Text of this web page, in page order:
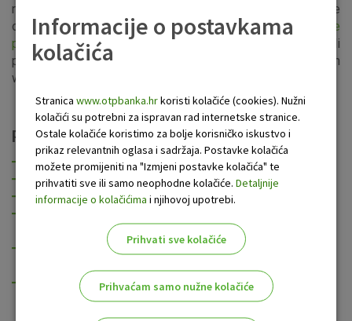
radnim vremenom najkasnije do 15 sati. Molimo vas da prije
odlaska u poslovnicu provjeriteprivremeno radno vrijeme
poslovnica
. O povratku na redovno radno vrijeme ili
ponovnom otvaranju poslovnice bit ćete obaviješteni putem
web stranice OTP banke.
Privremeno zatvorene poslovnice
Od 16.3.2020:
Umag, Medulin
Od 17.3.2020:Šijana, Barban
Od 19.3.2020.Hvar
Užarska - Rijeka, Konzum - Zadar
Od 23.3.2020.Kampus – Split, Zračna luka Split,
Od 25.3.2020.Cvjetni trg – Zagreb
Informacije o postavkama
kolačića
Stranica www.otpbanka.hrkoristi kolačiće (cookies). Nužni
kolačići su potrebni za ispravan rad internetske stranice.
Ostale kolačiće koristimo za bolje korisničko iskustvo i
prikaz relevantnih oglasa i sadržaja. Postavke kolačića
možete promijeniti na "Izmjeni postavke kolačića" te
prihvatiti sve ili samo neophodne kolačiće. Detaljnije
informacije o kolačićima i njihovoj upotrebi.
Prihvati sve kolačiće
Prihvaćam samo nužne kolačiće